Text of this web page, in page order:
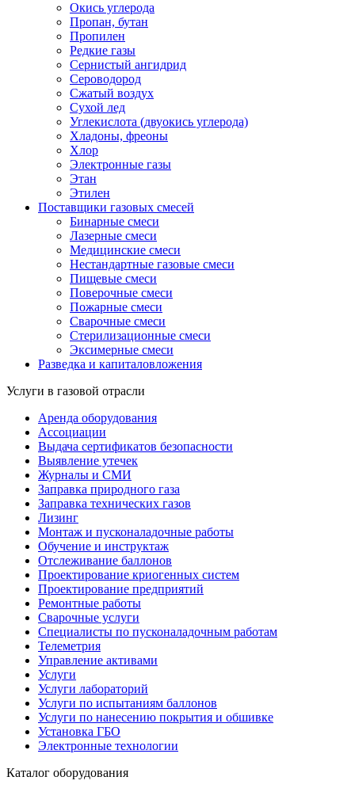
Окись углерода
Пропан, бутан
Пропилен
Редкие газы
Сернистый ангидрид
Сероводород
Сжатый воздух
Сухой лед
Углекислота (двуокись углерода)
Хладоны, фреоны
Хлор
Электронные газы
Этан
Этилен
Поставщики газовых смесей
Бинарные смеси
Лазерные смеси
Медицинские смеси
Нестандартные газовые смеси
Пищевые смеси
Поверочные смеси
Пожарные смеси
Сварочные смеси
Стерилизационные смеси
Эксимерные смеси
Разведка и капиталовложения
Услуги в газовой отрасли
Аренда оборудования
Ассоциации
Выдача сертификатов безопасности
Выявление утечек
Журналы и СМИ
Заправка природного газа
Заправка технических газов
Лизинг
Монтаж и пусконаладочные работы
Обучение и инструктаж
Отслеживание баллонов
Проектирование криогенных систем
Проектирование предприятий
Ремонтные работы
Сварочные услуги
Специалисты по пусконаладочным работам
Телеметрия
Управление активами
Услуги
Услуги лабораторий
Услуги по испытаниям баллонов
Услуги по нанесению покрытия и обшивке
Установка ГБО
Электронные технологии
Каталог оборудования